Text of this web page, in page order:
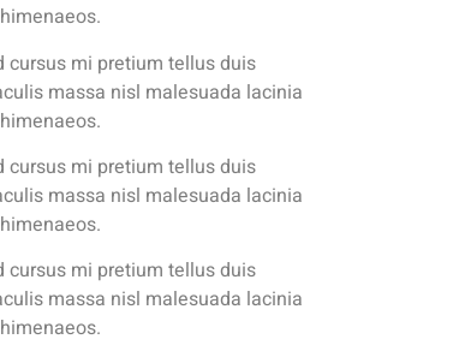
cursus mi pretium tellus duis
massa nisl malesuada lacinia
cursus mi pretium tellus duis
massa nisl malesuada lacinia
cursus mi pretium tellus duis
massa nisl malesuada lacinia